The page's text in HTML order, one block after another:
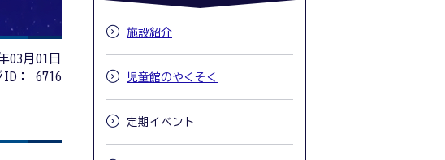
03月01日
：
6716
施設紹介
児童館のやくそく
定期イベント